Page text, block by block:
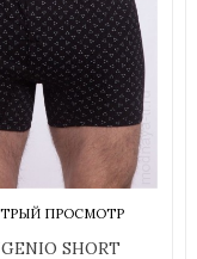
ПРОСМОТР
SHORT